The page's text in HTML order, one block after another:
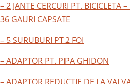
– 2 JANTE CERCURI PT. BICICLETA
36 GAURI CAPSATE
– 5 SURUBURI PT 2 FOI
– ADAPTOR PT. PIPA GHIDON
– ADAPTOR REDUCTIE DE LA